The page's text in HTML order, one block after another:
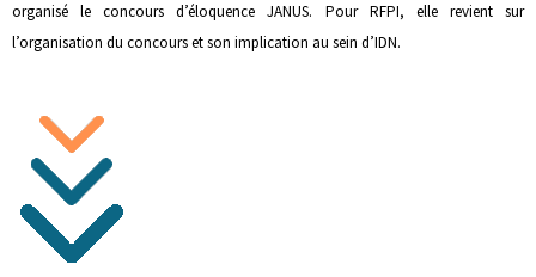
organisé le concours d’éloquence JANUS. Pour RFPI, elle revient sur
l’organisation du concours et son implication au sein d’IDN.